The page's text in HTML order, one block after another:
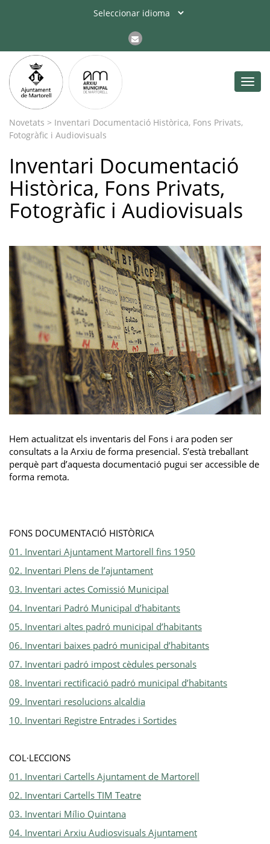
Novetats > Inventari Documentació Històrica, Fons Privats,
Fotogràfic i Audiovisuals
Inventari Documentació
Històrica, Fons Privats,
Fotogràfic i Audiovisuals
Hem actualitzat els inventaris del Fons i ara poden ser
consultats a la Arxiu de forma presencial. S’està treballant
perquè part d’aquesta documentació pugui ser accessible de
forma remota.
FONS DOCUMENTACIÓ HISTÒRICA
01. Inventari Ajuntament Martorell fins 1950
02. Inventari Plens de l’ajuntament
03. Inventari actes Comissió Municipal
04. Inventari Padró Municipal d’habitants
05. Inventari altes padró municipal d’habitants
06. Inventari baixes padró municipal d’habitants
07. Inventari padró impost cèdules personals
08. Inventari rectificació padró municipal d’habitants
09. Inventari resolucions alcaldia
10. Inventari Registre Entrades i Sortides
COL·LECCIONS
01. Inventari Cartells Ajuntament de Martorell
02. Inventari Cartells TIM Teatre
03. Inventari Mílio Quintana
04. Inventari Arxiu Audiosvisuals Ajuntament